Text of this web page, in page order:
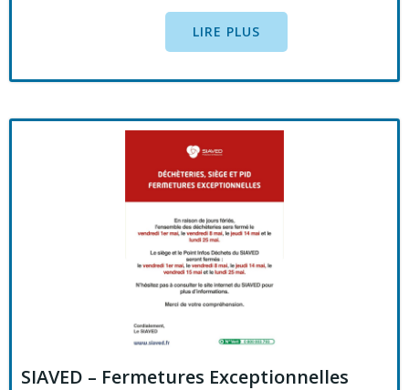
LIRE PLUS
SIAVED – Fermetures Exceptionnelles